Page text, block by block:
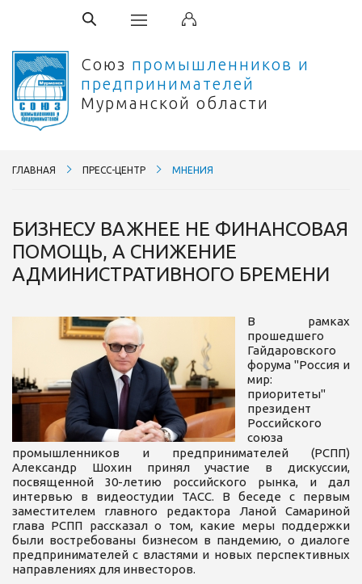
Союз промышленников и
предпринимателей
Мурманской области
ГЛАВНАЯ ПРЕСС-ЦЕНТР МНЕНИЯ
БИЗНЕСУ ВАЖНЕЕ НЕ ФИНАНСОВАЯ
ПОМОЩЬ, А СНИЖЕНИЕ
АДМИНИСТРАТИВНОГО БРЕМЕНИ
В рамках
прошедшего
Гайдаровского
форума "Россия и
мир:
приоритеты"
президент
Российского
союза
промышленников и предпринимателей (РСПП)
Александр Шохин принял участие в дискуссии,
посвященной 30-летию российского рынка, и дал
интервью в видеостудии ТАСС. В беседе с первым
заместителем главного редактора Ланой Самариной
глава РСПП рассказал о том, какие меры поддержки
были востребованы бизнесом в пандемию, о диалоге
предпринимателей с властями и новых перспективных
направлениях для инвесторов.